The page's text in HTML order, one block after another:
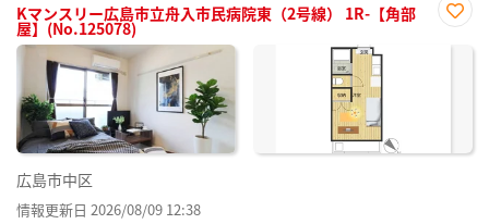
Kマンスリー広島市立舟入市民病院東（2号線） 1R-【角部
屋】(No.125078)
に入
広島市中区
情報更新日 2026/08/09 12:38